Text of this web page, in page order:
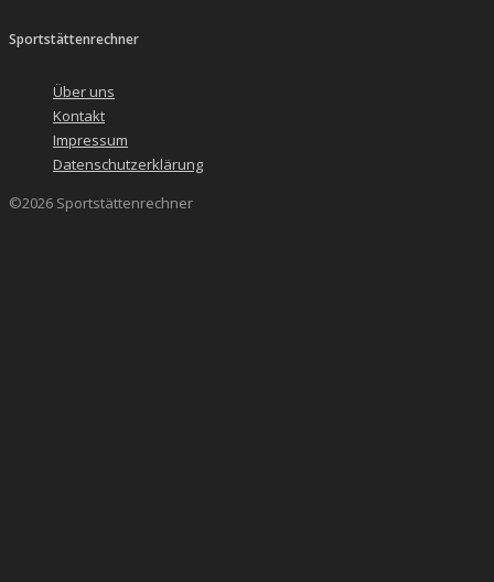
Sportstättenrechner
Über uns
Kontakt
Impressum
Datenschutzerklärung
©2026 Sportstättenrechner